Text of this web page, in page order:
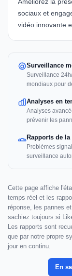
Améliorez la
sociaux et
vidéo innovante
Surveillance
Surveillance
mondiaux pour
Analyses en
Analyses
prévenir les
Rapports de
Problèmes
surveillance
Cette page affiche
temps réel et les
réponse, les pannes
sachiez toujours si
Les rapports sont
que par notre propre
jour en continu.
En